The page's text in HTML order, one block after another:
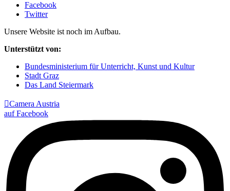
Facebook
Twitter
Unsere Website ist noch im Aufbau.
Unterstützt von:
Bundesministerium für Unterricht, Kunst und Kultur
Stadt Graz
Das Land Steiermark
Camera Austria
auf Facebook